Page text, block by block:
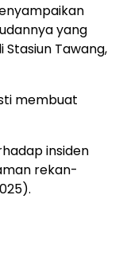
yang
Tawang,
membuat
insiden
rekan-